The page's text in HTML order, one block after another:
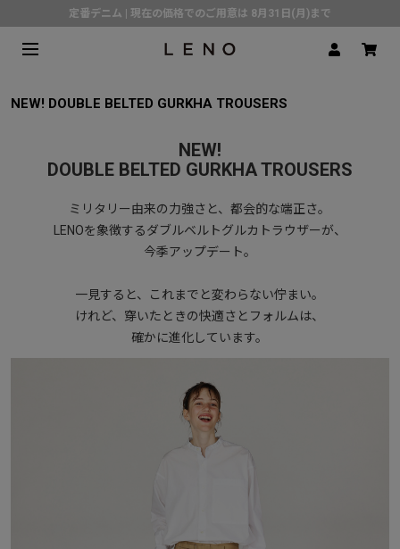
定番デニム | 現在の価格でのご用意は 8月31日(月)まで
熊本県で発生した地震の影響による配送遅延について
倉庫移転に伴う出荷業務停止およびスケジュールのご案内
NEW! DOUBLE BELTED GURKHA TROUSERS
NEW!
DOUBLE BELTED GURKHA TROUSERS
ミリタリー由来の力強さと、都会的な端正さ。
LENOを象徴するダブルベルトグルカトラウザーが、
今季アップデート。
一見すると、これまでと変わらない佇まい。
けれど、穿いたときの快適さとフォルムは、
確かに進化しています。